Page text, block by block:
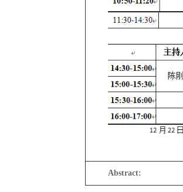
Abstract: